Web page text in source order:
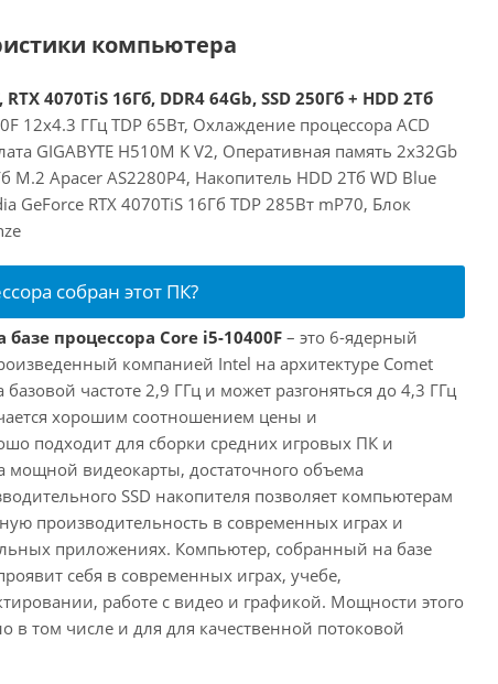
компьютера
4070TiS 16Гб, DDR4 64Gb, SSD 250Гб + HDD 2Тб
12x4.3 ГГц TDP 65Вт, Охлаждение процессора ACD
GIGABYTE H510M K V2, Оперативная память 2x32Gb
M.2 Apacer AS2280P4, Накопитель HDD 2Тб WD Blue
GeForce RTX 4070TiS 16Гб TDP 285Вт mP70, Блок
собран этот ПК?
процессора Core i5-10400F – это 6-ядерный
компанией Intel на архитектуре Comet
базовой частоте 2,9 ГГц и может разгоняться до 4,3 ГГц
хорошим соотношением цены и
подходит для сборки средних игровых ПК и
мощной видеокарты, достаточного объема
SSD накопителя позволяет компьютерам
производительность в современных играх и
приложениях. Компьютер, собранный на базе
себя в современных играх, учебе,
работе с видео и графикой. Мощности этого
в том числе и для для качественной потоковой